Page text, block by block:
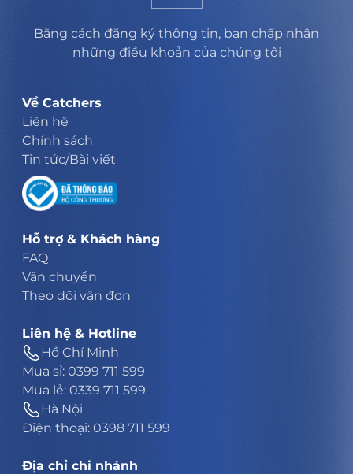
Bằng cách đăng ký thông tin, bạn chấp nhận
những điều khoản của chúng tôi
Về Catchers
Liên hệ
Chính sách
Tin tức/Bài viết
Hỗ trợ & Khách hàng
FAQ
Vận chuyển
Theo dõi vận đơn
Liên hệ & Hotline
Hồ Chí Minh
Mua sỉ: 0399 711 599
Mua lẻ: 0339 711 599
Hà Nội
Điện thoại: 0398 711 599
Địa chỉ chi nhánh